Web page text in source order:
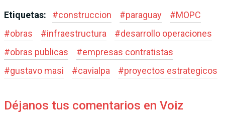
Etiquetas: #construccion #paraguay #MOPC
#obras #infraestructura #desarrollo operaciones
#obras publicas #empresas contratistas
#gustavo masi #cavialpa #proyectos estrategicos
Déjanos tus comentarios en Voiz